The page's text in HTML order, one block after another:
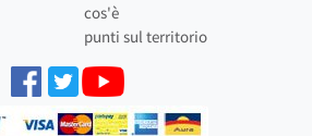
cos'è
punti sul territorio